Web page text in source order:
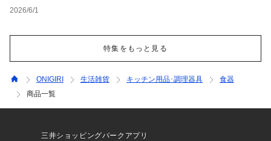
2026/6/1
特集をもっと見る
ONIGIRI 生活雑貨 キッチン用品･調理器具
食器
商品一覧
三井ショッピングパークアプリ